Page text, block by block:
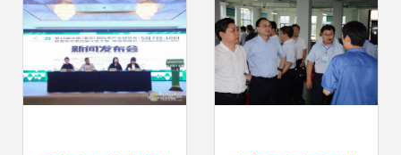
战，发布十大推广 科技兴农力量